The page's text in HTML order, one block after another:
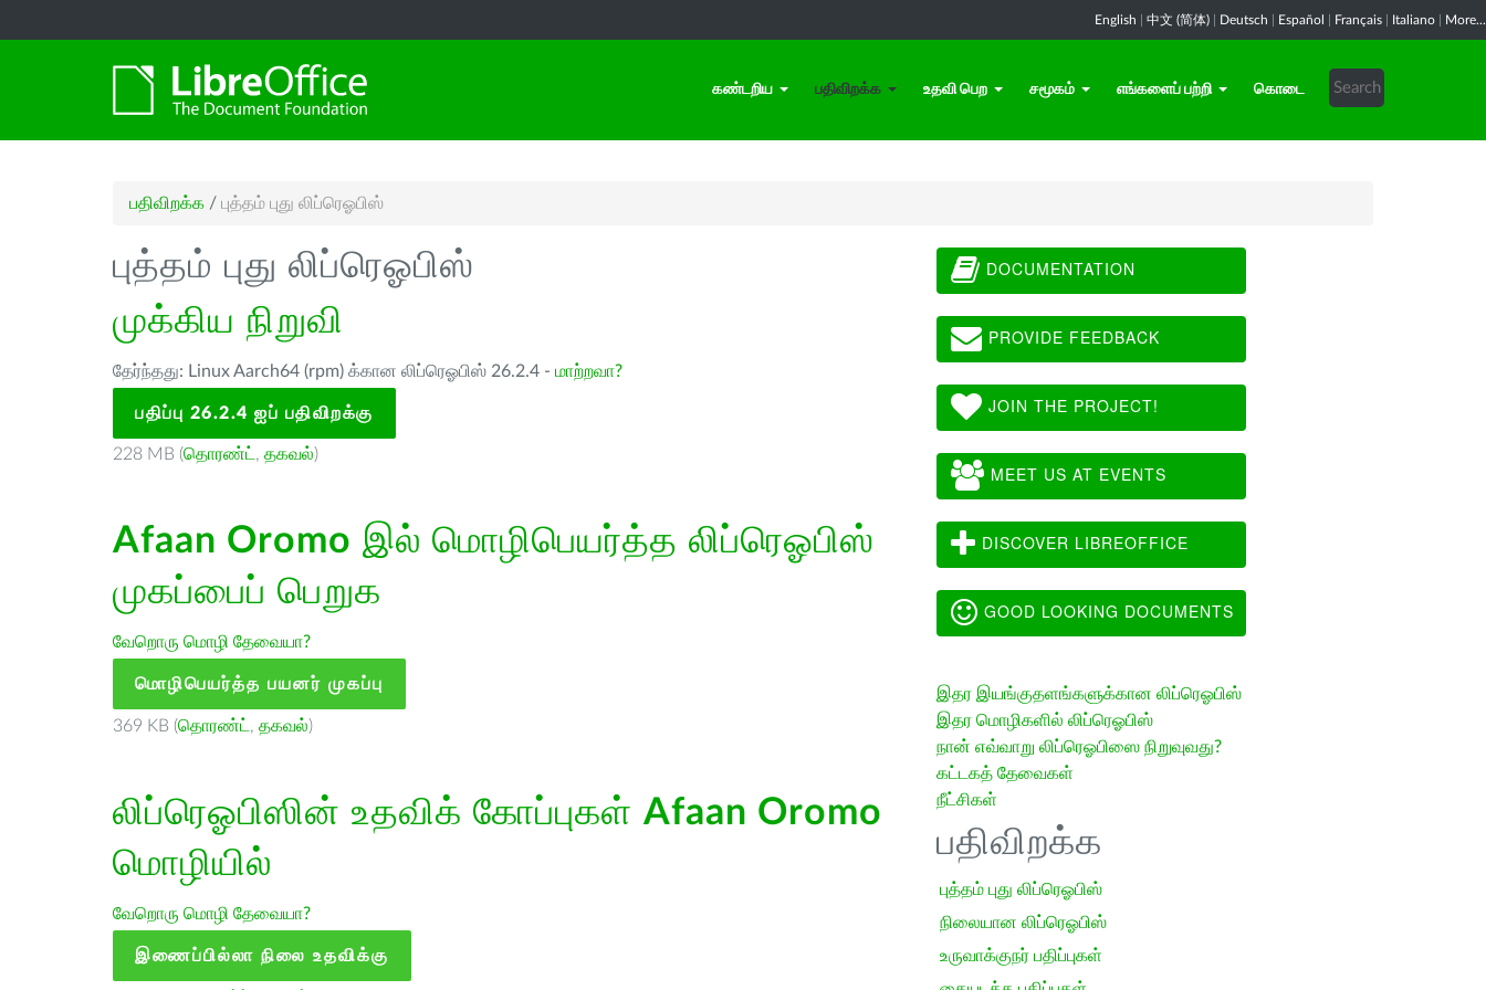
English 中文 (简体) Deutsch Español Français Italiano More...
கண்டறிய பதிவிறக்க உதவி பெற சமூகம் எங்களைப் பற்றி கொடை
பதிவிறக்க / புத்தம் புது லிப்ரெஓபிஸ்
புத்தம் புது லிப்ரெஓபிஸ்
முக்கிய நிறுவி
தேர்ந்தது: Linux Aarch64 (rpm) க்கான லிப்ரெஓபிஸ் 26.2.4 - மாற்றவா?
பதிப்பு 26.2.4 ஐப் பதிவிறக்கு
228 MB (தொரண்ட் , தகவல்)
Afaan Oromo இல் மொழிபெயர்த்த லிப்ரெஓபிஸ்
முகப்பைப் பெறுக
வேறொரு மொழி தேவையா?
மொழிபெயர்த்த பயனர் முகப்பு
369 KB (தொரண்ட் , தகவல்)
லிப்ரெஓபிஸின் உதவிக் கோப்புகள் Afaan Oromo
மொழியில்
வேறொரு மொழி தேவையா?
இணைப்பில்லா நிலை உதவிக்கு
DOCUMENTATION
PROVIDE FEEDBACK
JOIN THE PROJECT!
MEET US AT EVENTS
DISCOVER LIBREOFFICE
GOOD LOOKING DOCUMENTS
இதர இயங்குதளங்களுக்கான லிப்ரெஓபிஸ்
இதர மொழிகளில் லிப்ரெஓபிஸ்
நான் எவ்வாறு லிப்ரெஓபிஸை நிறுவுவது?
கட்டகத் தேவைகள்
நீட்சிகள்
பதிவிறக்க
புத்தம் புது லிப்ரெஓபிஸ்
நிலையான லிப்ரெஓபிஸ்
உருவாக்குநர் பதிப்புகள்